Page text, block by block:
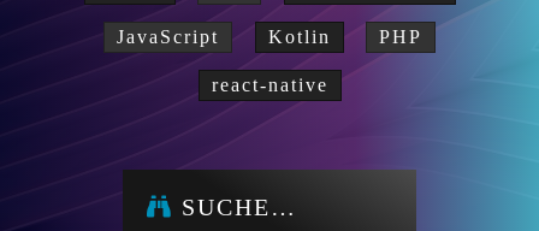
JavaScript Kotlin PHP
react-native
SUCHE…